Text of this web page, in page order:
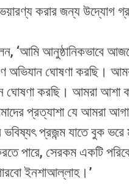
করার জন্য উদ্যোগ
‘আমি আনুষ্ঠানিকভাবে
অভিযান ঘোষণা করছি।
ঘোষণা করছি। আমরা আশা
প্রত্যাশা যে আমরা
ভবিষ্যৎ প্রজন্ম যাতে বুক
পারে, সেরকম একটি
ইনশাআল্লাহ।’